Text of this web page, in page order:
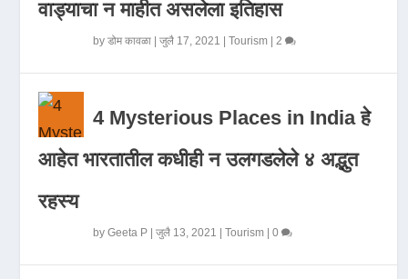
वाड्याचा न माहीत असलेला इतिहास
byडोम कावळा |जुलै 17, 2021 |Tourism |2
4 Mysterious Places in India हे
आहेत भारतातील कधीही न उलगडलेले ४ अद्भुत
रहस्य
byGeeta P |जुलै 13, 2021 |Tourism |0